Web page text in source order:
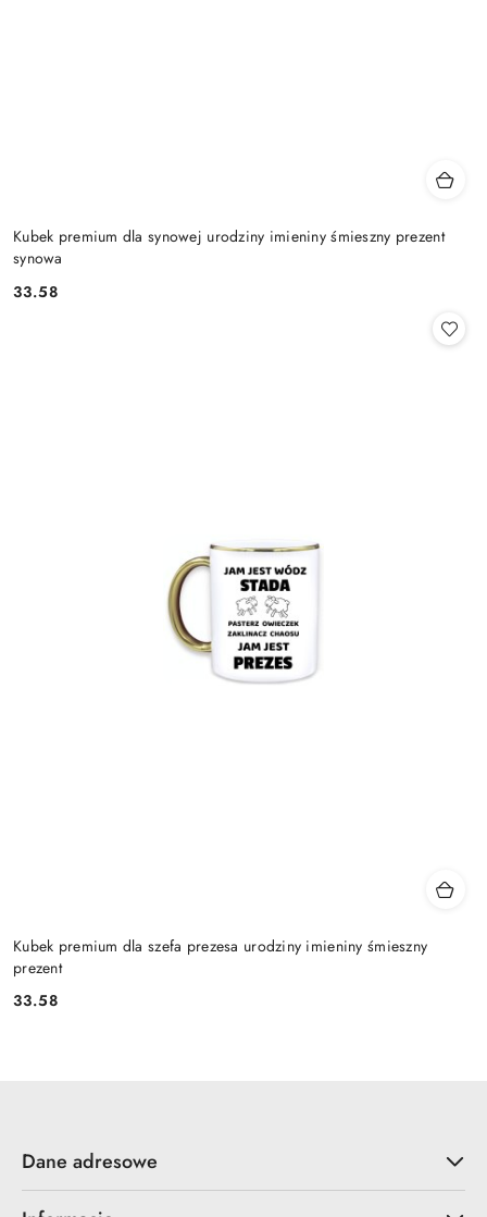
Kubek premium dla synowej urodziny imieniny śmieszny prezent
synowa
Cena:
33.58
Kubek premium dla szefa prezesa urodziny imieniny śmieszny
prezent
Cena:
33.58
Dane adresowe